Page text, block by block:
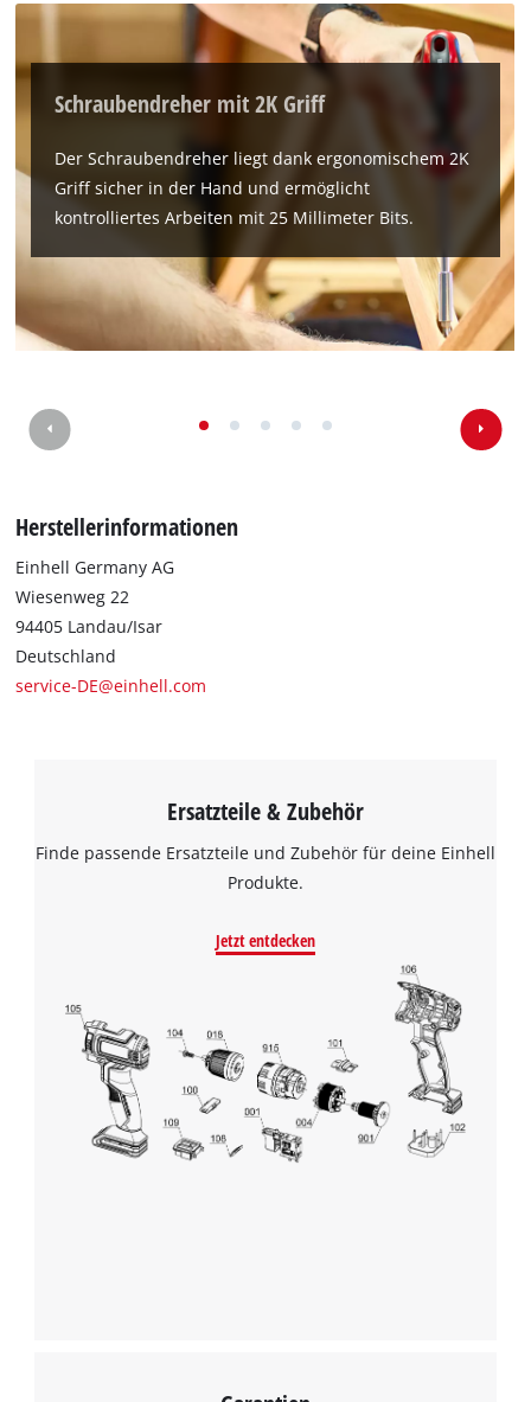
Schraubendreher mit 2K Griff
Der Schraubendreher liegt dank ergonomischem 2K
Griff sicher in der Hand und ermöglicht
kontrolliertes Arbeiten mit 25 Millimeter Bits.
Herstellerinformationen
Einhell Germany AG
Wiesenweg 22
94405 Landau/Isar
Deutschland
service-DE@einhell.com
Ersatzteile & Zubehör
Finde passende Ersatzteile und Zubehör für deine Einhell
Produkte.
Jetzt entdecken